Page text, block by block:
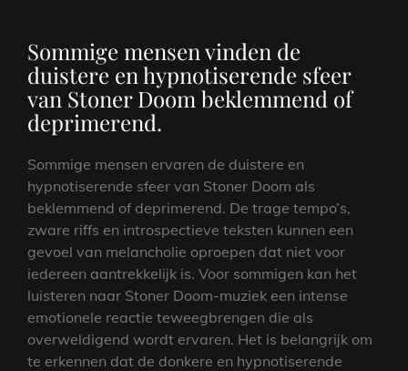
Sommige mensen vinden de
duistere en hypnotiserende sfeer
van Stoner Doom beklemmend of
deprimerend.
Sommige mensen ervaren de duistere en
hypnotiserende sfeer van Stoner Doom als
beklemmend of deprimerend. De trage tempo’s,
zware riffs en introspectieve teksten kunnen een
gevoel van melancholie oproepen dat niet voor
iedereen aantrekkelijk is. Voor sommigen kan het
luisteren naar Stoner Doom-muziek een intense
emotionele reactie teweegbrengen die als
overweldigend wordt ervaren. Het is belangrijk om
te erkennen dat de donkere en hypnotiserende